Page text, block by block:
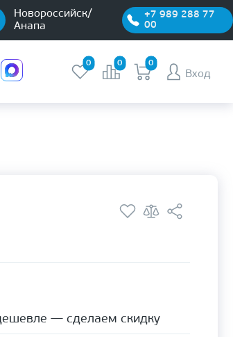
Новороссийск/
Анапа
+7 989 288 77
00
0 0 0
Вход
— сделаем скидку